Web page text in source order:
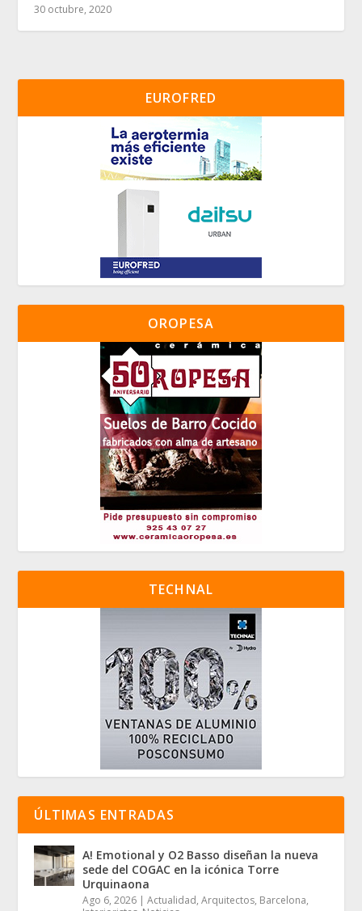
30 octubre, 2020
EUROFRED
OROPESA
TECHNAL
ÚLTIMAS ENTRADAS
A! Emotional y O2 Basso diseñan la nueva
sede del COGAC en la icónica Torre
Urquinaona
Ago 6, 2026 |Actualidad,Arquitectos, Barcelona,